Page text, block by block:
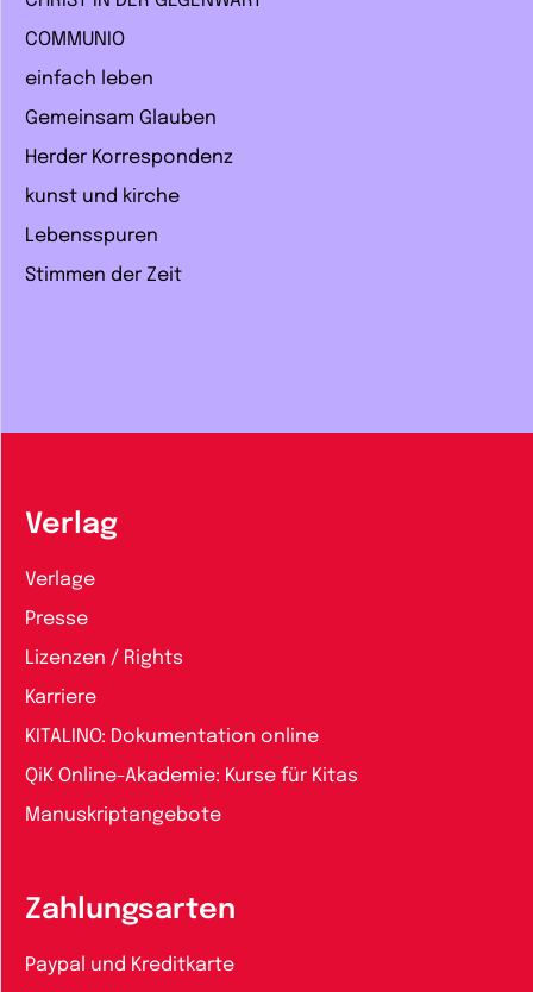
COMMUNIO
einfach leben
Gemeinsam Glauben
Herder Korrespondenz
kunst und kirche
Lebensspuren
Stimmen der Zeit
Verlag
Verlage
Presse
Lizenzen / Rights
Karriere
KITALINO: Dokumentation online
QiK Online-Akademie: Kurse für Kitas
Manuskriptangebote
Zahlungsarten
Paypal und Kreditkarte